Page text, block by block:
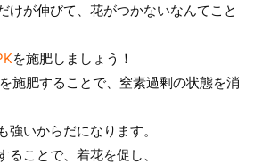
けが伸びて、花がつかないなんてこと
を施肥しましょう！
施肥することで、窒素過剰の状態を消
いからだになります。
ることで、着花を促し、